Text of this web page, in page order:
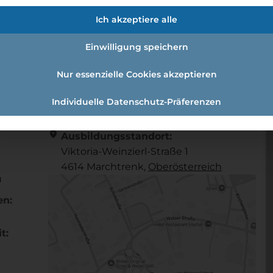
(w /m /d)
location_on Ausbildungsstandort:
Viktoria-Weinzierl-Straße 1
4614 Marchtrenk, Ober­österreich
Ich akzeptiere alle
Einwilligung speichern
Nur essenzielle Cookies akzeptieren
Individuelle Datenschutz-Präferenzen